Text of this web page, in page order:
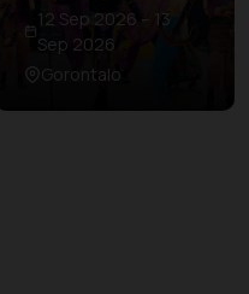
12 Sep 2026 – 13
Sep 2026
Gorontalo